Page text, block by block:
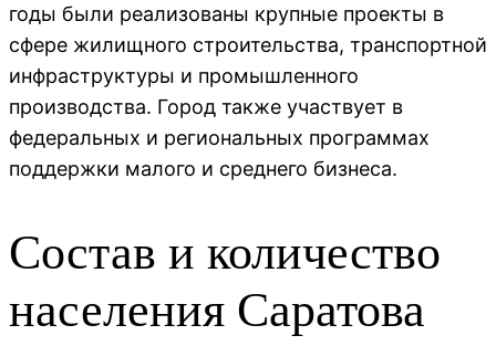
годы были реализованы крупные проекты в
сфере жилищного строительства, транспортной
инфраструктуры и промышленного
производства. Город также участвует в
федеральных и региональных программах
поддержки малого и среднего бизнеса.
Состав и количество
населения Саратова